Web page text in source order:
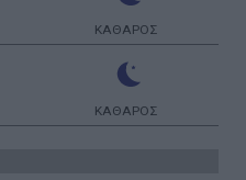
ΚΑΘΑΡΟΣ
ΚΑΘΑΡΟΣ